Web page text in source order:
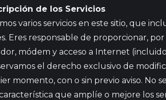
de los Servicios
varios servicios en este sitio, que
Eres responsable de proporcionar,
módem y acceso a Internet
el derecho exclusivo de
momento, con o sin previo aviso. No
que amplíe o mejore los